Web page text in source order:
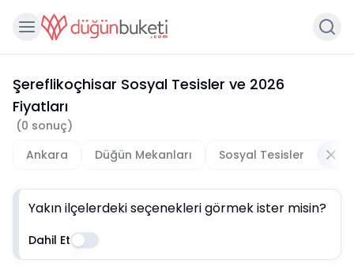
Şereflikoçhisar Sosyal Tesisler ve 2026
Fiyatları
(0 sonuç)
Ankara
Düğün Mekanları Sosyal Tesisler
Yakın ilçelerdeki seçenekleri görmek ister misin?
Dahil Et